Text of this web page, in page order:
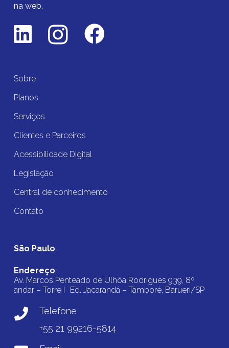
na web.
Sobre
Planos
Serviços
Clientes e Parceiros
Acessibilidade Digital
Legislação
Central de conhecimento
Contato
São Paulo
Endereço
Av. Marcos Penteado de Ulhôa Rodrigues 939, 8º
andar – Torre I Ed. Jacarandá – Tamboré, Barueri/SP
Telefone
+55 21 99216-5814